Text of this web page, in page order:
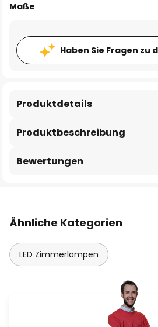
Maße
Haben Sie Fragen zu
Produktbeschreibung
Produktdetails
Bewertungen
Ähnliche Kategorien
LED Zimmerlampen